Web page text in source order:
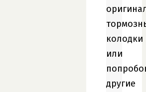
колодки
или
другие